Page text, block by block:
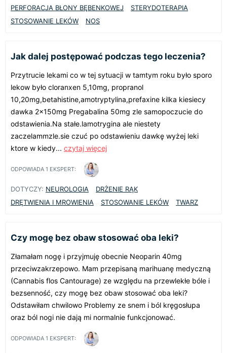
PERFORACJA BŁONY BĘBENKOWEJ
STERYDOTERAPIA
STOSOWANIE LEKÓW
NOS
Jak dalej postępować podczas tego leczenia?
Przytrucie lekami co w tej sytuacji w tamtym roku było sporo
lekow było cloranxen 5,10mg, propranol
10,20mg,betahistine,amotryptylina,prefaxine kilka kiesiecy
dawka 2x150mg Pregabalina 50mg zle samopoczucie do
odstawienia.Na stałe.lamotrygina ale niestety
zaczelammzle.sie czuć po odstawieniu dawkę wyżej leki
ktore w kiedy... czytaj więcej
ODPOWIADA 1 EKSPERT:
DOTYCZY: NEUROLOGIA
DRŻENIE RĄK
DRĘTWIENIA I MROWIENIA
STOSOWANIE LEKÓW TWARZ
Czy mogę bez obaw stosować oba leki?
Złamałam nogę i przyjmuję obecnie Neoparin 40mg
przeciwzakrzepowo. Mam przepisaną marihuanę medyczną
(Cannabis flos Cantourage) ze względu na przewlekłe bóle i
bezsenność, czy mogę bez obaw stosować oba leki?
Odstawiłam chwilowo Problemy ze snem i ból kręgosłupa
oraz ból nogi nie dają mi normalnie funkcjonować.
ODPOWIADA 1 EKSPERT: